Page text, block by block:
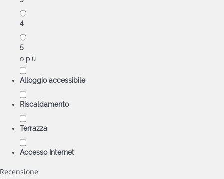
4
5
o più
Alloggio accessibile
Riscaldamento
Terrazza
Accesso Internet
Recensione